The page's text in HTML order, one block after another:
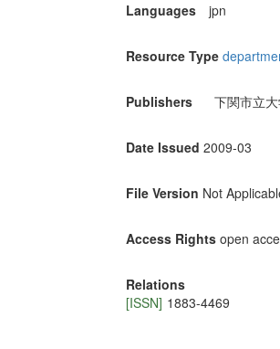
Languages jpn
Resource Type
Publishers 下関市立
Date Issued 2009-03
File Version Not
Access Rights open
Relations
[ISSN] 1883-4469